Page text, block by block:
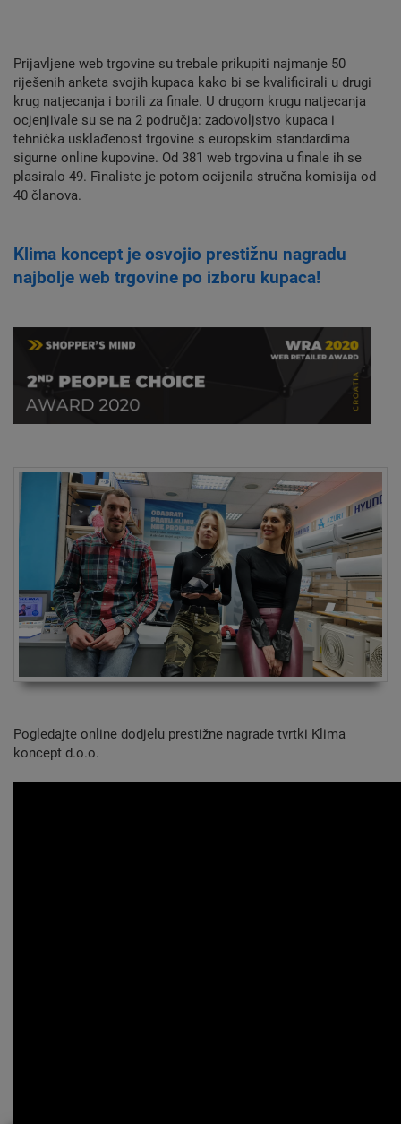
Prijavljene web trgovine su trebale prikupiti najmanje 50
riješenih anketa svojih kupaca kako bi se kvalificirali u drugi
krug natjecanja i borili za finale. U drugom krugu natjecanja
ocjenjivale su se na 2 područja: zadovoljstvo kupaca i
tehnička usklađenost trgovine s europskim standardima
sigurne online kupovine. Od 381 web trgovina u finale ih se
plasiralo 49. Finaliste je potom ocijenila stručna komisija od
40 članova.
Klima koncept je osvojio prestižnu nagradu
najbolje web trgovine po izboru kupaca!
Pogledajte online dodjelu prestižne nagrade tvrtki Klima
koncept d.o.o.